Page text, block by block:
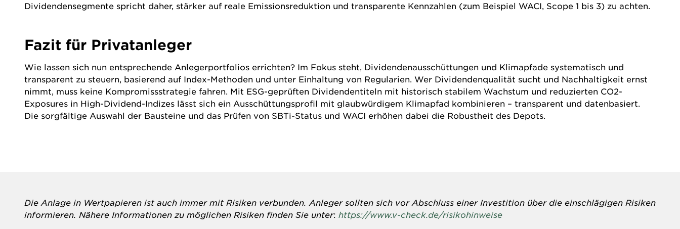
Dividendensegmente spricht daher, stärker auf reale Emissionsreduktion und transparente Kennzahlen (zum Beispiel WACI, Scope 1 bis 3) zu achten.
Fazit für Privatanleger
Wie lassen sich nun entsprechende Anlegerportfolios errichten? Im Fokus steht, Dividendenausschüttungen und Klimapfade systematisch und
transparent zu steuern, basierend auf Index-Methoden und unter Einhaltung von Regularien. Wer Dividendenqualität sucht und Nachhaltigkeit ernst
nimmt, muss keine Kompromissstrategie fahren. Mit ESG-geprüften Dividendentiteln mit historisch stabilem Wachstum und reduzierten CO2-
Exposures in High-Dividend-Indizes lässt sich ein Ausschüttungsprofil mit glaubwürdigem Klimapfad kombinieren – transparent und datenbasiert.
Die sorgfältige Auswahl der Bausteine und das Prüfen von SBTi-Status und WACI erhöhen dabei die Robustheit des Depots.
Die Anlage in Wertpapieren ist auch immer mit Risiken verbunden. Anleger sollten sich vor Abschluss einer Investition über die einschlägigen Risiken
informieren. Nähere Informationen zu möglichen Risiken finden Sie unter: https://www.v-check.de/risikohinweise